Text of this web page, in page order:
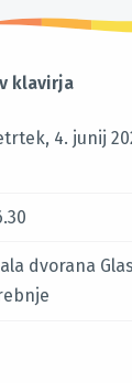
klavirja
4. junij
dvorana